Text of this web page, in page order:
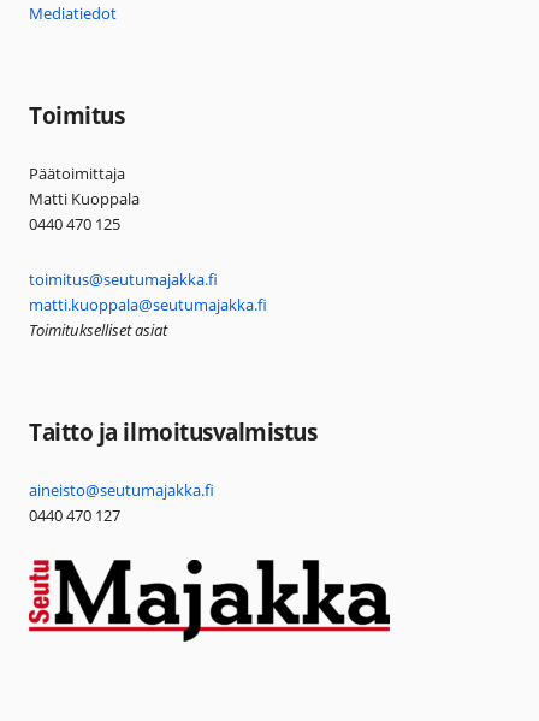
Mediatiedot
Toimitus
Päätoimittaja
Matti Kuoppala
0440 470 125
toimitus@seutumajakka.fi
matti.kuoppala@seutumajakka.fi
Toimitukselliset asiat
Taitto ja ilmoitusvalmistus
aineisto@seutumajakka.fi
0440 470 127